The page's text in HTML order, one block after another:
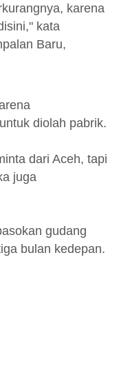
karena
kata
Baru,
diolah pabrik.
dari Aceh, tapi
juga
gudang
bulan kedepan.